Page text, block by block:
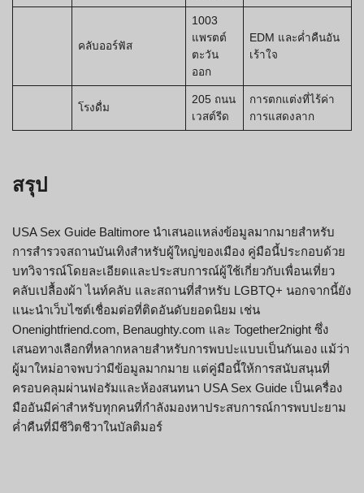
คลับออร์ฟัส
1003
แพรตต์
ตะวัน
ออก
EDM และค่ำคืนอัน
เร้าใจ
โรงดื่ม
205 ถนน
เวสต์รีด
การตกแต่งที่ไร้ค่า
การแสดงลาก
สรุป
USA Sex Guide Baltimore นำเสนอแหล่งข้อมูลมากมายสำหรับ
การสำรวจสถานบันเทิงสำหรับผู้ใหญ่ของเมือง คู่มือนี้ประกอบด้วย
บทวิจารณ์โดยละเอียดและประสบการณ์ผู้ใช้เกี่ยวกับเพื่อนเที่ยว
คลับเปลื้องผ้า ไนท์คลับ และสถานที่สำหรับ LGBTQ+ นอกจากนี้ยัง
แนะนำเว็บไซต์เชื่อมต่อที่ติดอันดับยอดนิยม เช่น
Onenightfriend.com, Benaughty.com และ Together2night ซึ่ง
เสนอทางเลือกที่หลากหลายสำหรับการพบปะแบบเป็นกันเอง แม้ว่า
ผู้มาใหม่อาจพบว่ามีข้อมูลมากมาย แต่คู่มือนี้ให้การสนับสนุนที่
ครอบคลุมผ่านฟอรัมและห้องสนทนา USA Sex Guide เป็นเครื่อง
มืออันมีค่าสำหรับทุกคนที่กำลังมองหาประสบการณ์การพบปะยาม
ค่ำคืนที่มีชีวิตชีวาในบัลติมอร์